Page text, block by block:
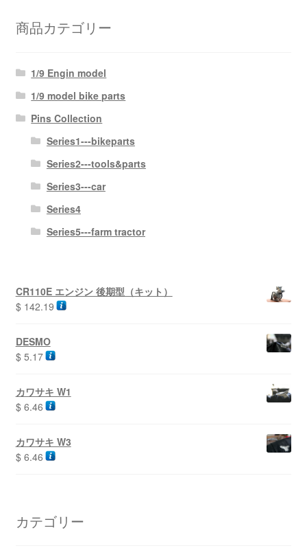
商品カテゴリー
1/9 Engin model
1/9 model bike parts
Pins Collection
Series1---bikeparts
Series2---tools&parts
Series3---car
Series4
Series5---farm tractor
CR110E エンジン 後期型（キット）
$142.19
DESMO
$5.17
カワサキ W1
$6.46
カワサキ W3
$6.46
カテゴリー